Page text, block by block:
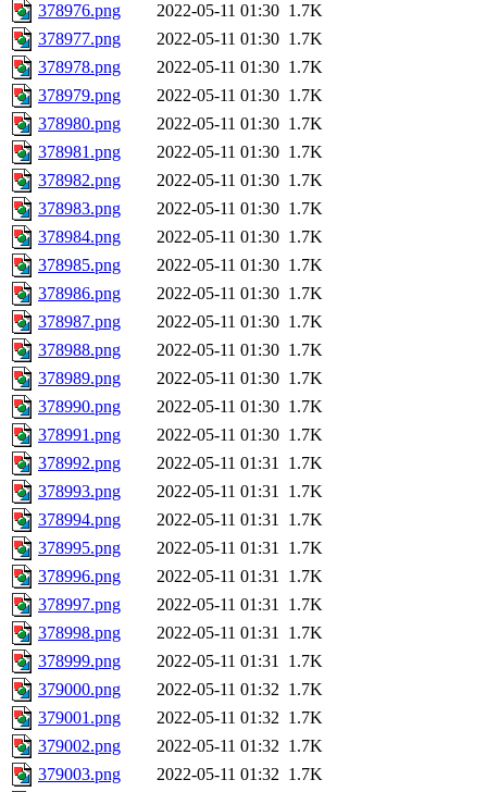
378976.png
2022-05-11 01:30 1.7K
378977.png
2022-05-11 01:30 1.7K
378978.png
2022-05-11 01:30 1.7K
378979.png
2022-05-11 01:30 1.7K
378980.png
2022-05-11 01:30 1.7K
378981.png
2022-05-11 01:30 1.7K
378982.png
2022-05-11 01:30 1.7K
378983.png
2022-05-11 01:30 1.7K
378984.png
2022-05-11 01:30 1.7K
378985.png
2022-05-11 01:30 1.7K
378986.png
2022-05-11 01:30 1.7K
378987.png
2022-05-11 01:30 1.7K
378988.png
2022-05-11 01:30 1.7K
378989.png
2022-05-11 01:30 1.7K
378990.png
2022-05-11 01:30 1.7K
378991.png
2022-05-11 01:30 1.7K
378992.png
2022-05-11 01:31 1.7K
378993.png
2022-05-11 01:31 1.7K
378994.png
2022-05-11 01:31 1.7K
378995.png
2022-05-11 01:31 1.7K
378996.png
2022-05-11 01:31 1.7K
378997.png
2022-05-11 01:31 1.7K
378998.png
2022-05-11 01:31 1.7K
378999.png
2022-05-11 01:31 1.7K
379000.png
2022-05-11 01:32 1.7K
379001.png
2022-05-11 01:32 1.7K
379002.png
2022-05-11 01:32 1.7K
379003.png
2022-05-11 01:32 1.7K